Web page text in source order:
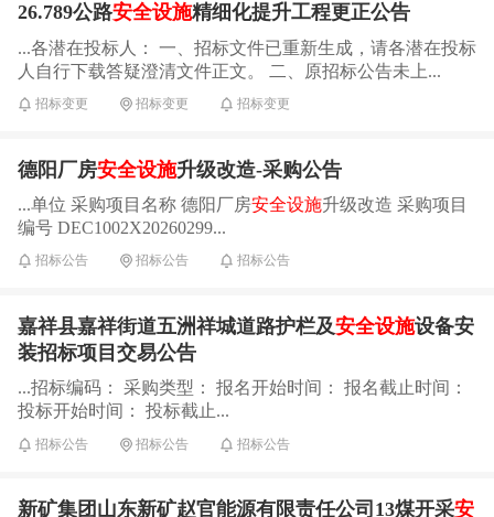
26.789公路安全设施精细化提升工程更正公告
...各潜在投标人： 一、招标文件已重新生成，请各潜在投标
人自行下载答疑澄清文件正文。 二、原招标公告未上...
招标变更 招标变更 招标变更
德阳厂房安全设施升级改造-采购公告
...单位 采购项目名称 德阳厂房安全设施升级改造 采购项目
编号 DEC1002X20260299...
招标公告 招标公告 招标公告
嘉祥县嘉祥街道五洲祥城道路护栏及安全设施设备安
装招标项目交易公告
...招标编码： 采购类型： 报名开始时间： 报名截止时间：
投标开始时间： 投标截止...
招标公告 招标公告 招标公告
新矿集团山东新矿赵官能源有限责任公司13煤开采安